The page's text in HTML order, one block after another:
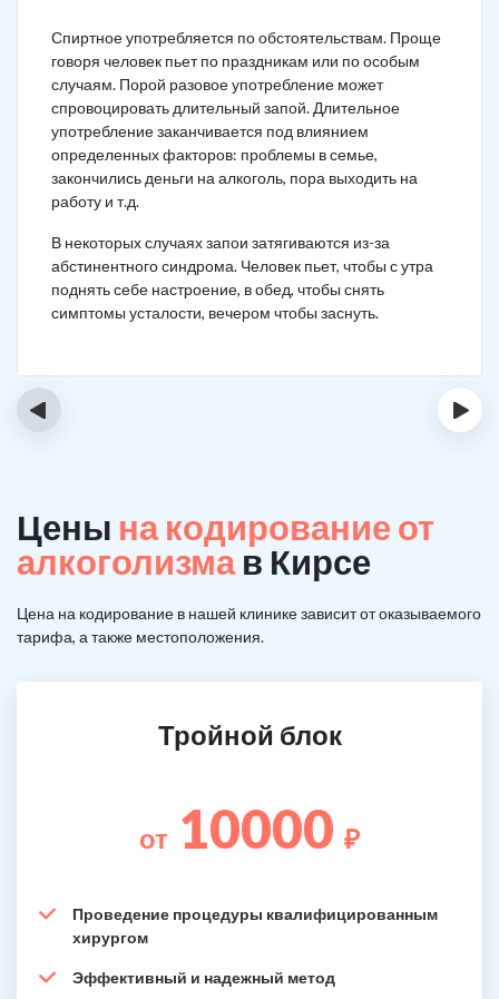
Спиртное употребляется по обстоятельствам. Проще
говоря человек пьет по праздникам или по особым
случаям. Порой разовое употребление может
спровоцировать длительный запой. Длительное
употребление заканчивается под влиянием
определенных факторов: проблемы в семье,
закончились деньги на алкоголь, пора выходить на
работу и т.д.
В некоторых случаях запои затягиваются из-за
абстинентного синдрома. Человек пьет, чтобы с утра
поднять себе настроение, в обед, чтобы снять
симптомы усталости, вечером чтобы заснуть.
‹ ›
Цены на кодирование от
алкоголизмав Кирсе
Цена на кодирование в нашей клинике зависит от оказываемого
тарифа, а также местоположения.
Тройной блок
от 10000 ₽
Проведение процедуры квалифицированным
хирургом
Эффективный и надежный метод